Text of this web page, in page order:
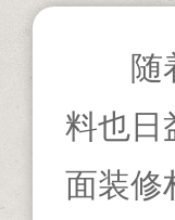
随
料也日
面装修